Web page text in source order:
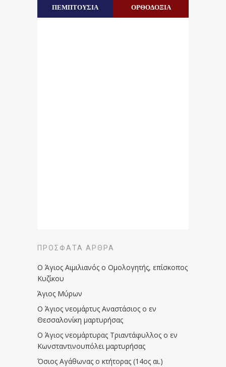
ΠΕΜΠΤΟΥΣΙΑ ΟΡΘΟΔΟΞΙΑ
ΠΡΌΣΦΑΤΑ ΆΡΘΡΑ
Ο Άγιος Αιμιλιανός ο Ομολογητής, επίσκοπος
Κυζίκου
Άγιος Μύρων
Ο Άγιος νεομάρτυς Αναστάσιος ο εν
Θεσσαλονίκη μαρτυρήσας
Ο Άγιος νεομάρτυρας Τριαντάφυλλος ο εν
Κωνσταντινουπόλει μαρτυρήσας
Όσιος Αγάθωνας ο κτήτορας (14ος αι.)